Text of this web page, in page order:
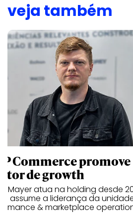
veja também
Commerce promove
de growth
Mayer atua na holding desde
assume a liderança da
& marketplace